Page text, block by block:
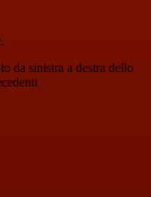
da sinistra a destra dello